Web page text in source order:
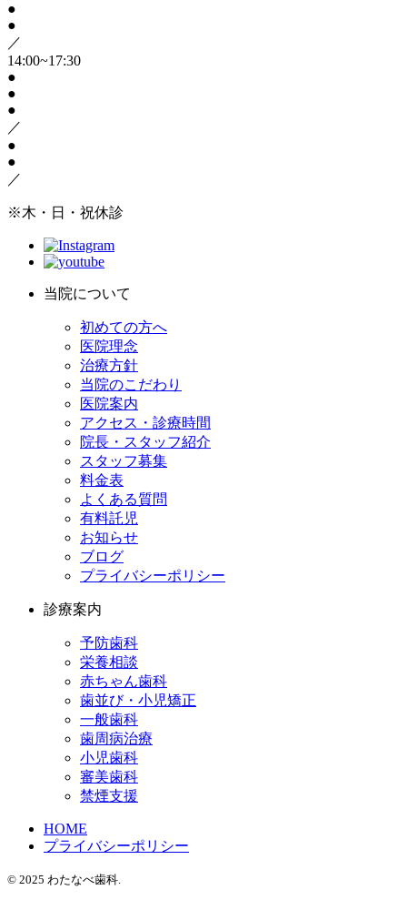
●
●
／
14:00~17:30
●
●
●
／
●
●
／
※木・日・祝休診
当院について
初めての方へ
医院理念
治療方針
当院のこだわり
医院案内
アクセス・診療時間
院長・スタッフ紹介
スタッフ募集
料金表
よくある質問
有料託児
お知らせ
ブログ
プライバシーポリシー
診療案内
予防歯科
栄養相談
赤ちゃん歯科
歯並び・小児矯正
一般歯科
歯周病治療
小児歯科
審美歯科
禁煙支援
HOME
プライバシーポリシー
© 2025 わたなべ歯科.